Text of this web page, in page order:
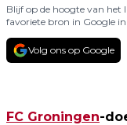
Blijf op de hoogte van het
favoriete bron in Google in
Volg ons op Google
FC Groningen-